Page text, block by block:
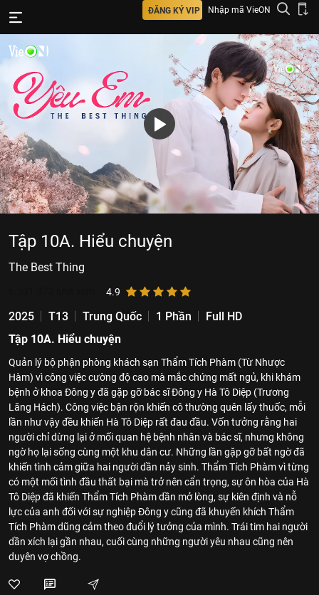
ĐĂNG KÝ VIP Nhập mã VieON
Tập 10A. Hiểu chuyện
The Best Thing
4.9
2025 T13 Trung Quốc 1 Phần
Full HD
Tập 10A. Hiểu chuyện
Quản lý bộ phận phòng khách sạn Thẩm Tích Phàm (Từ Nhược
Hàm) vì công việc cường độ cao mà mắc chứng mất ngủ, khi khám
bệnh ở khoa Đông y đã gặp gỡ bác sĩ Đông y Hà Tô Diệp (Trương
Lăng Hách). Công việc bận rộn khiến cô thường quên lấy thuốc, mỗi
lần như vậy đều khiến Hà Tô Diệp rất đau đầu. Vốn tưởng rằng hai
người chỉ dừng lại ở mối quan hệ bệnh nhân và bác sĩ, nhưng không
ngờ họ lại sống cùng một khu dân cư. Những lần gặp gỡ bất ngờ đã
khiến tình cảm giữa hai người dần nảy sinh. Thẩm Tích Phàm vì từng
có một mối tình đầu thất bại mà trở nên cẩn trọng, sự ôn hòa của Hà
Tô Diệp đã khiến Thẩm Tích Phàm dần mở lòng, sự kiên định và nỗ
lực của anh đối với sự nghiệp Đông y cũng đã khuyến khích Thẩm
Tích Phàm dũng cảm theo đuổi lý tưởng của mình. Trái tim hai người
dần xích lại gần nhau, cuối cùng những người yêu nhau cũng nên
duyên vợ chồng.